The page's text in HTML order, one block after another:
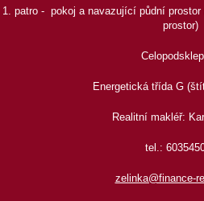
1. patro - pokoj a navazující půdní
prostor)
Energetická třída G
Realitní makléř:
tel.:
zelinka@finance-